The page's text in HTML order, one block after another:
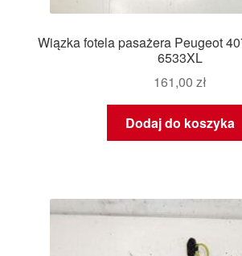
Wiązka fotela pasażera Peugeot
6533XL
161,00 zł
Dodaj do koszyka